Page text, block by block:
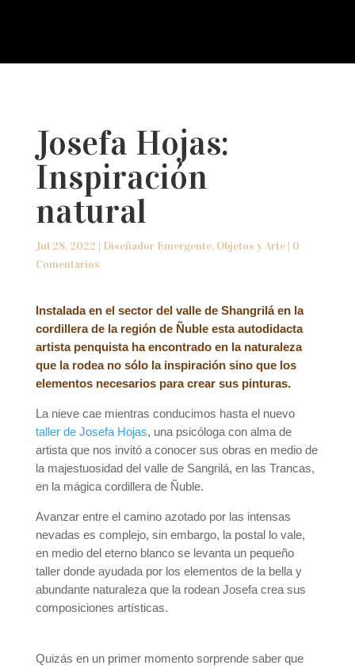
Josefa Hojas:
Inspiración
natural
Jul 28, 2022 | Diseñador Emergente, Objetos y Arte| 0
Comentarios
Instalada en el sector del valle de Shangrilá en la
cordillera de la región de Ñuble esta autodidacta
artista penquista ha encontrado en la naturaleza
que la rodea no sólo la inspiración sino que los
elementos necesarios para crear sus pinturas.
La nieve cae mientras conducimos hasta el nuevo
taller de Josefa Hojas, una psicóloga con alma de
artista que nos invitó a conocer sus obras en medio de
la majestuosidad del valle de Sangrilá, en las Trancas,
en la mágica cordillera de Ñuble.
Avanzar entre el camino azotado por las intensas
nevadas es complejo, sin embargo, la postal lo vale,
en medio del eterno blanco se levanta un pequeño
taller donde ayudada por los elementos de la bella y
abundante naturaleza que la rodean Josefa crea sus
composiciones artísticas.
Quizás en un primer momento sorprende saber que